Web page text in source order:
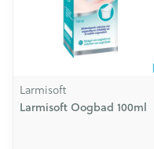
Larmisoft
Larmisoft Oogbad 100ml